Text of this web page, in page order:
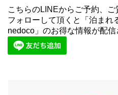
こちらのLINEからご予約、ご
フォローして頂くと「泊まれ
nedoco」のお得な情報が配信